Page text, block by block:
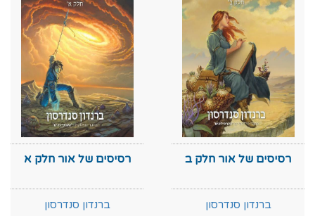
רסיסים של אור חלק ב
ברנדון סנדרסון
רסיסים של אור חלק א
ברנדון סנדרסון